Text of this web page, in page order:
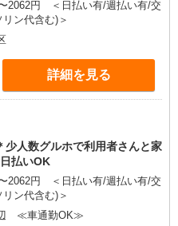
2062円 ＜日払い有/週払い有/交
ン代含む)＞
詳細を見る
少人数グルホで利用者さんと家
払いOK
2062円 ＜日払い有/週払い有/交
ン代含む)＞
≪車通勤OK≫